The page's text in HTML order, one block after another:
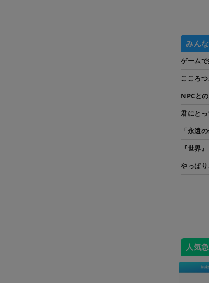
みん
ゲーム
こころつ
NPCと
君にと
「永遠
『世界
やっぱり
人気